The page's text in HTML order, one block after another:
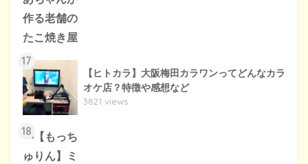
17
【ヒトカラ】大阪梅田カラワンってどんなカラ
オケ店？特徴や感想など
3821 views
18